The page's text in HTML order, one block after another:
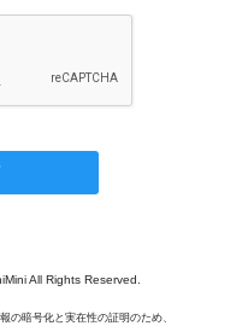
All Rights Reserved.
の暗号化と実在性の証明のため、